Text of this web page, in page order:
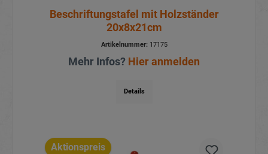
Beschriftungstafel mit Holzständer
20x8x21cm
Artikelnummer:17175
Mehr Infos? Hier anmelden
Details
Aktionspreis